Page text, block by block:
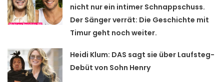
nicht nur ein intimer Schnappschuss.
Der Sänger verrät: Die Geschichte mit
Timur geht noch weiter.
Heidi Klum: DAS sagt sie über Laufsteg-
Debüt von Sohn Henry